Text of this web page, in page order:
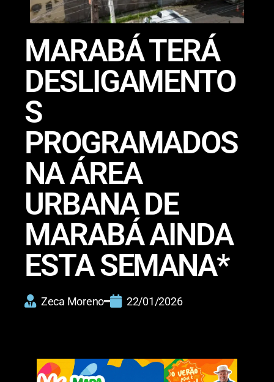
MARABÁ TERÁ
DESLIGAMENTO
S
PROGRAMADOS
NA ÁREA
URBANA DE
MARABÁ AINDA
ESTA SEMANA*
Zeca Moreno 22/01/2026